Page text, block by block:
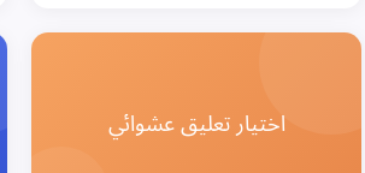
اختيار تعليق عشوائي